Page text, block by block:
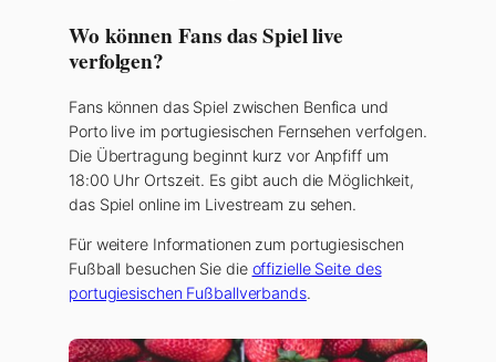
Wo können Fans das Spiel live
verfolgen?
Fans können das Spiel zwischen Benfica und
Porto live im portugiesischen Fernsehen verfolgen.
Die Übertragung beginnt kurz vor Anpfiff um
18:00 Uhr Ortszeit. Es gibt auch die Möglichkeit,
das Spiel online im Livestream zu sehen.
Für weitere Informationen zum portugiesischen
Fußball besuchen Sie die offizielle Seite des
portugiesischen Fußballverbands.